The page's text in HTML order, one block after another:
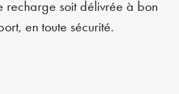
recharge soit délivrée à bon
en toute sécurité.